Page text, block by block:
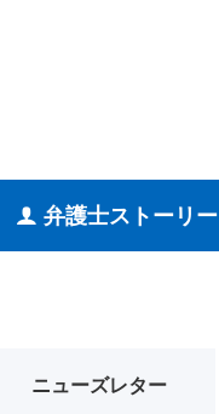
弁護士ストーリー
ニューズレター